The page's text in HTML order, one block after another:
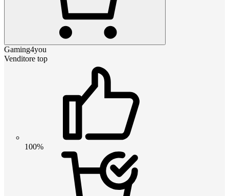
Gaming4you
Venditore top
100%